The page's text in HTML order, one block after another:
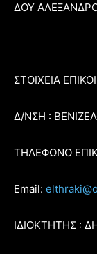
ΔΟΥ
ΣΤΟΙΧΕΙΑ
Δ/ΝΣΗ :
ΤΗΛΕΦΩΝΟ
Email:
ΙΔΙΟΚΤΗΤΗΣ :